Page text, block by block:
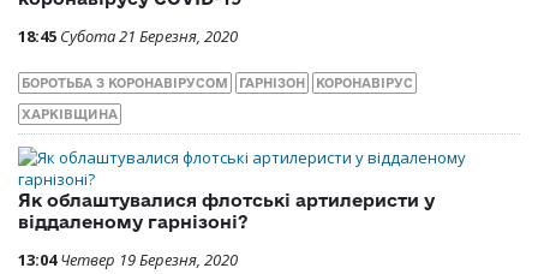
18:45 Субота 21 Березня, 2020
БОРОТЬБА З КОРОНАВІРУСОМ ГАРНІЗОН КОРОНАВІРУС
ХАРКІВЩИНА
Як облаштувалися флотські артилеристи у
віддаленому гарнізоні?
13:04 Четвер 19 Березня, 2020